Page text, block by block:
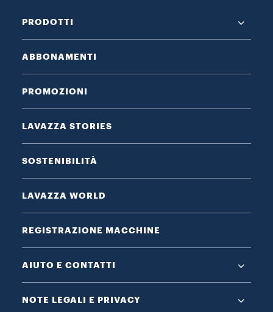
PRODOTTI
ABBONAMENTI
PROMOZIONI
LAVAZZA STORIES
SOSTENIBILITÀ
LAVAZZA WORLD
REGISTRAZIONE MACCHINE
AIUTO E CONTATTI
NOTE LEGALI E PRIVACY